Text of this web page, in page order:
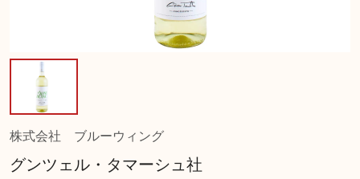
株式会社 ブルーウィング
グンツェル・タマーシュ社